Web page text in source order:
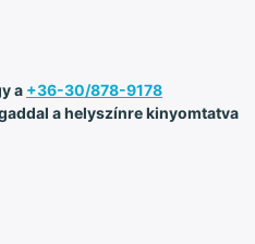
a +36-30/878-9178
a helyszínre kinyomtatva